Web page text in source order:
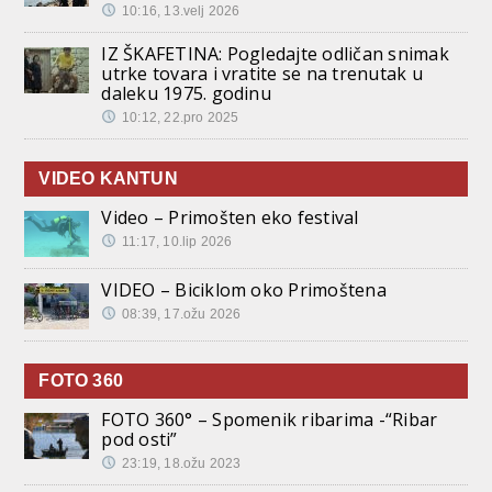
10:16, 13.velj 2026
IZ ŠKAFETINA: Pogledajte odličan snimak
utrke tovara i vratite se na trenutak u
daleku 1975. godinu
10:12, 22.pro 2025
VIDEO KANTUN
Video – Primošten eko festival
11:17, 10.lip 2026
VIDEO – Biciklom oko Primoštena
08:39, 17.ožu 2026
FOTO 360
FOTO 360° – Spomenik ribarima -“Ribar
pod osti”
23:19, 18.ožu 2023